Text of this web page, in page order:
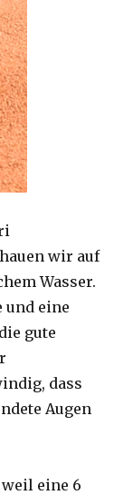
wir auf
Wasser.
und eine
gute
dass
Augen
eine 6